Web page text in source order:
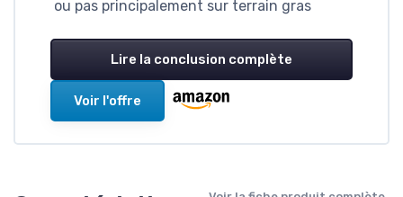
ou pas principalement sur terrain gras
Lire la conclusion complète
Voir l'offre